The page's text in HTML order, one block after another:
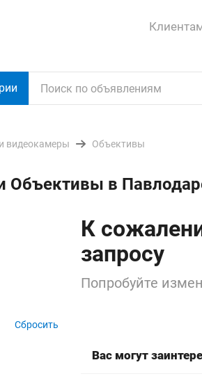
видеокамеры Объективы
Объективы в
Сбросить
К
запросу
Попробуйте
Вас могут